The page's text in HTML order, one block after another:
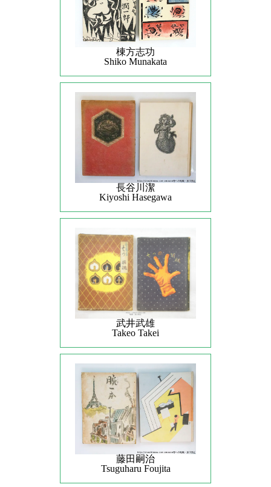
棟方志功
Shiko Munakata
長谷川潔
Kiyoshi Hasegawa
武井武雄
Takeo Takei
藤田嗣治
Tsuguharu Foujita